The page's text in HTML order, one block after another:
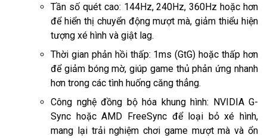
Tần số quét cao: 144Hz, 240Hz, 360Hz hoặc hơn
để hiển thị chuyển động mượt mà, giảm thiểu hiện
tượng xé hình và giật lag.
Thời gian phản hồi thấp: 1ms (GtG) hoặc thấp hơn
để giảm bóng mờ, giúp game thủ phản ứng nhanh
hơn trong các tình huống căng thẳng.
Công nghệ đồng bộ hóa khung hình: NVIDIA G-
Sync hoặc AMD FreeSync để loại bỏ xé hình,
mang lại trải nghiệm chơi game mượt mà và ổn